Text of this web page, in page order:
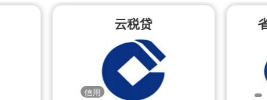
云税贷
信用